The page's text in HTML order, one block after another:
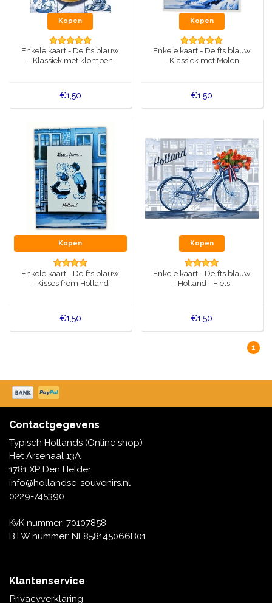
Kopen
Enkele kaart - Delfts blauw
- Klassiek met klompen
€1,50
Kopen
Enkele kaart - Delfts blauw
- Klassiek met Molen
€1,50
Kopen
Enkele kaart - Delfts blauw
- Kisses from Holland
€1,50
Kopen
Enkele kaart - Delfts blauw
- Holland - Fiets
€1,50
1
Contactgegevens
Typisch Hollands (Online shop)
Het Arsenaal 13A
1781 XP Den Helder
info@hollandse-souvenirs.nl
0229-745390
KvK nummer: 70107858
BTW nummer: NL858145066B01
Klantenservice
Privacyverklaring